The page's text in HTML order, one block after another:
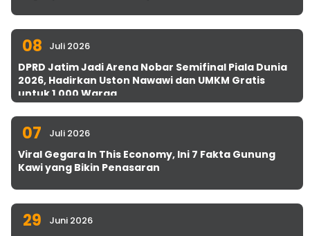
08 Juli 2026
DPRD Jatim Jadi Arena Nobar Semifinal Piala Dunia
2026, Hadirkan Uston Nawawi dan UMKM Gratis
untuk 1.000 Warga
07 Juli 2026
Viral Gegara In This Economy, Ini 7 Fakta Gunung
Kawi yang Bikin Penasaran
29 Juni 2026